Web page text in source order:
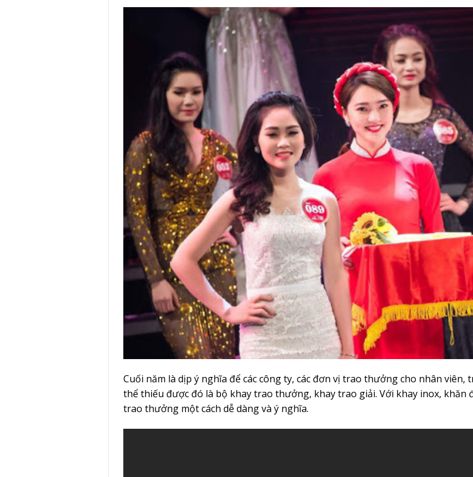
Cuối năm là dịp ý nghĩa để các công ty, các đơn vị trao thưởng cho nhân
thể thiếu được đó là bộ khay trao thưởng, khay trao giải. Với khay inox, khăn
trao thưởng một cách dễ dàng và ý nghĩa.